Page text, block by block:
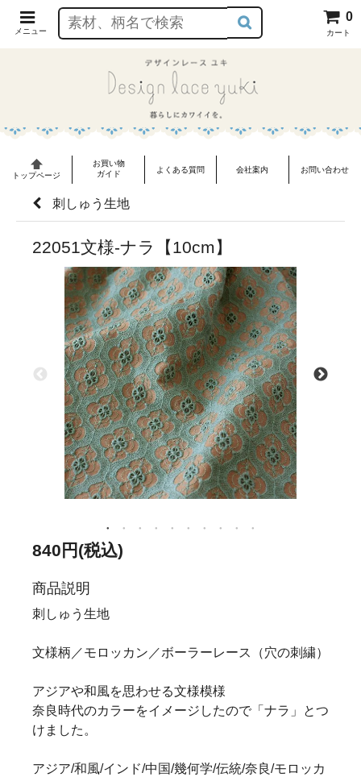
メニュー
0
カート
トップページ
お買い物
ガイド
よくある質問 会社案内 お問い合わせ
刺しゅう生地
22051文様-ナラ【10cm】
840円(税込)
商品説明
刺しゅう生地
文様柄／モロッカン／ボーラーレース（穴の刺繍）
アジアや和風を思わせる文様模様
奈良時代のカラーをイメージしたので「ナラ」とつ
けました。
アジア/和風/インド/中国/幾何学/伝統/奈良/モロッカ